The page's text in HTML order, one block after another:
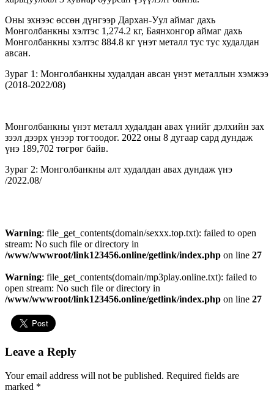
Оны эхнээс өссөн дүнгээр Дархан-Уул аймаг дахь
Монголбанкны хэлтэс 1,274.2 кг, Баянхонгор аймаг дахь
Монголбанкны хэлтэс 884.8 кг үнэт металл тус тус худалдан
авсан.
Зураг 1: Монголбанкны худалдан авсан үнэт металлын хэмжээ
(2018-2022/08)
Монголбанкны үнэт металл худалдан авах үнийг дэлхийн зах
зээл дээрх үнээр тогтоодог. 2022 оны 8 дугаар сард дундаж
үнэ 189,702 төгрөг байв.
Зураг 2: Монголбанкны алт худалдан авах дундаж үнэ
/2022.08/
Warning: file_get_contents(domain/sexxx.top.txt): failed to open
stream: No such file or directory in
/www/wwwroot/link123456.online/getlink/index.php on line 27
Warning: file_get_contents(domain/mp3play.online.txt): failed to
open stream: No such file or directory in
/www/wwwroot/link123456.online/getlink/index.php on line 27
Leave a Reply
Your email address will not be published. Required fields are
marked *